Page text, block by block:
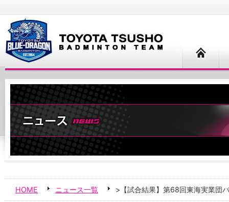
HOME ニュース一覧 >【試合結果】第68回東海実業団